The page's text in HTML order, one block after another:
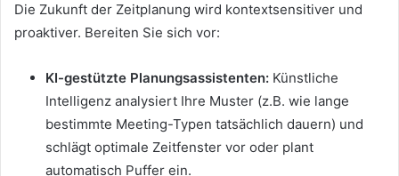
Die Zukunft der Zeitplanung wird kontextsensitiver und
proaktiver. Bereiten Sie sich vor:
KI-gestützte Planungsassistenten: Künstliche
Intelligenz analysiert Ihre Muster (z.B. wie lange
bestimmte Meeting-Typen tatsächlich dauern) und
schlägt optimale Zeitfenster vor oder plant
automatisch Puffer ein.